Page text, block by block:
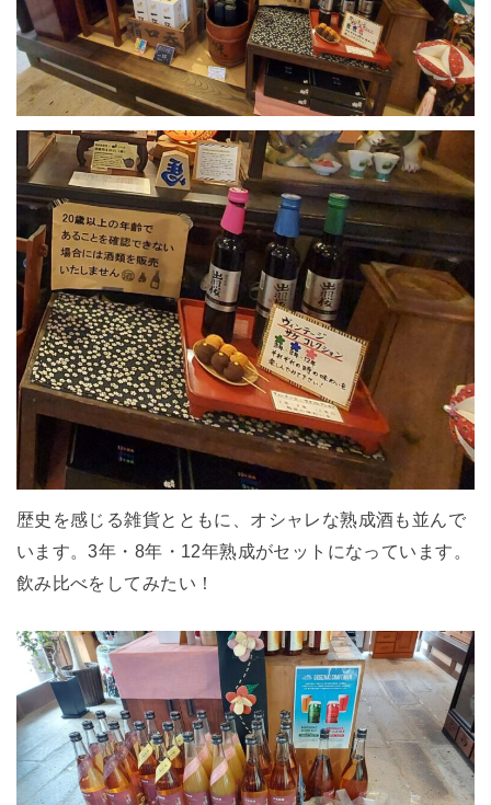
歴史を感じる雑貨とともに、オシャレな熟成酒も並んで
います。3年・8年・12年熟成がセットになっています。
飲み比べをしてみたい！